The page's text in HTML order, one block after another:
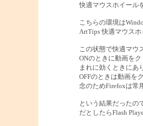
快適マウスホイール
こちらの環境は
ArtTips 快適マウス
この状態で快適マウ
ONのときに動画を
まれに効くときにあ
OFFのときは動画を
念のためFirefoxは常
という結果だったの
だとしたらFlash